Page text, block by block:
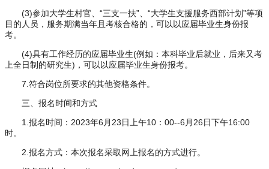
(3)参加大学生村官、“三支一扶”、“大学生支援服务西部计划”等项
目的人员，服务期满当年且考核合格的，可以以应届毕业生身份报
考。
(4)具有工作经历的应届毕业生(例如：本科毕业后就业，后来又考
上全日制的研究生)，可以以应届毕业生身份报考。
7.符合岗位所要求的其他资格条件。
三、报名时间和方式
1.报名时间：2023年6月23日上午10：00--6月26日下午16:00
时。
2.报名方式：本次报名采取网上报名的方式进行。